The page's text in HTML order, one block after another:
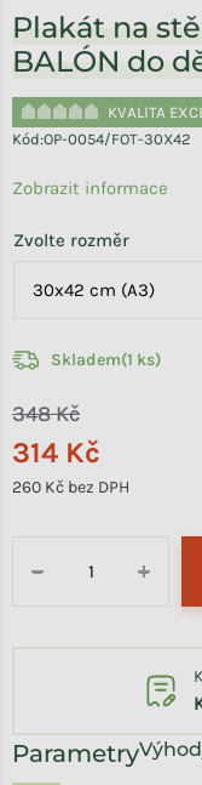
Plakát na
BALÓN do
KVALITA
Kód:OP-0054/FOT-30X42
348 Kč
314 Kč
260 Kč bez DPH
Skladem(1 ks)
Zvolte rozměr
+
−
Zobrazit informace